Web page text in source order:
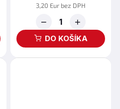
3,20 Eur bez DPH
− +
DO KOŠÍKA